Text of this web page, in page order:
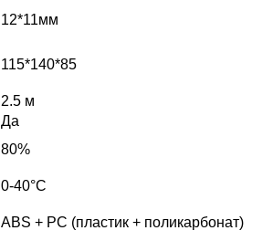
12*11мм
115*140*85
2.5 м
Да
80%
0-40°С
ABS + PC (пластик + поликарбонат)